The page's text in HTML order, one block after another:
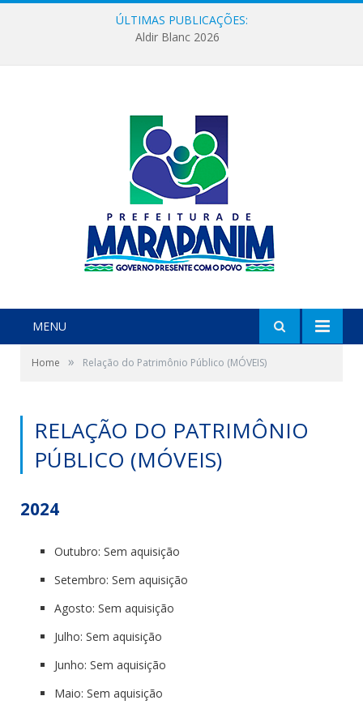
ÚLTIMAS PUBLICAÇÕES:
Aldir Blanc 2026
MENU
Home » Relação do Patrimônio Público (MÓVEIS)
RELAÇÃO DO PATRIMÔNIO
PÚBLICO (MÓVEIS)
2024
Outubro: Sem aquisição
Setembro: Sem aquisição
Agosto: Sem aquisição
Julho: Sem aquisição
Junho: Sem aquisição
Maio: Sem aquisição